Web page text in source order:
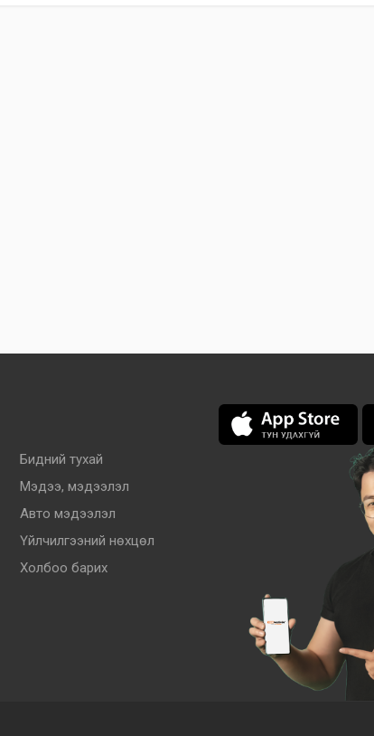
Бидний тухай
Мэдээ, мэдээлэл
Авто мэдээлэл
Үйлчилгээний нөхцөл
Холбоо барих